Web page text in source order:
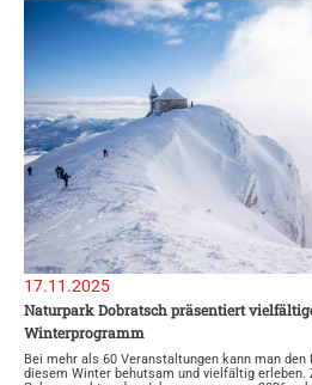
17.11.2025
Naturpark Dobratsch präsentiert
Winterprogramm
Bei mehr als 60 Veranstaltungen kann man
diesem Winter behutsam und vielfältig erleben.